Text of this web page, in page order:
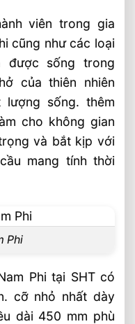
viên trong gia
cũng như các loại
được sống trong
của thiên nhiên
sống. thêm
cho không gian
và bắt kịp với
mang tính thời
Phi
Phi tại SHT có
cỡ nhỏ nhất dày
dài 450 mm phù